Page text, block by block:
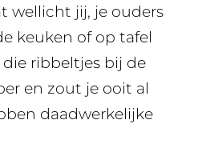
wellicht jij, je ouders
keuken of op tafel
ribbeltjes bij de
en zout je ooit al
daadwerkelijke